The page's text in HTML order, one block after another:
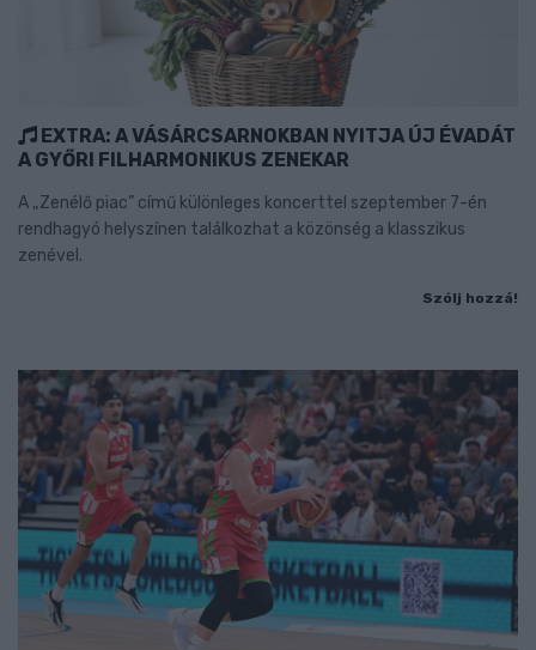
EXTRA: A VÁSÁRCSARNOKBAN NYITJA ÚJ ÉVADÁT
A GYŐRI FILHARMONIKUS ZENEKAR
A „Zenélő piac” című különleges koncerttel szeptember 7-én
rendhagyó helyszínen találkozhat a közönség a klasszikus
zenével.
Szólj hozzá!